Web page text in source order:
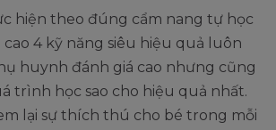
hiện theo đúng cẩm nang tự học
4 kỹ năng siêu hiệu quả luôn
huynh đánh giá cao nhưng cũng
trình học sao cho hiệu quả nhất.
lại sự thích thú cho bé trong mỗi